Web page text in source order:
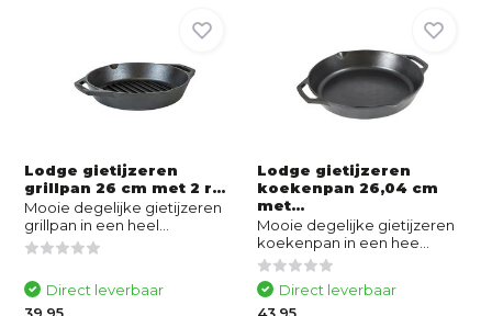
Lodge gietijzeren
grillpan 26 cm met 2 r...
Mooie degelijke gietijzeren
grillpan in een heel...
Direct leverbaar
Lodge gietijzeren
koekenpan 26,04 cm
met...
Mooie degelijke gietijzeren
koekenpan in een hee...
Direct leverbaar